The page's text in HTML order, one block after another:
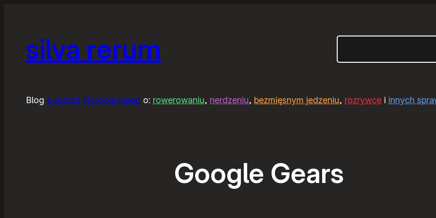
silva rerum
Blog Łukasza Horodeckiego o: rowerowaniu, nerdzeniu, bezmięsnym jedzeniu, rozrywcei innych
Google Gears